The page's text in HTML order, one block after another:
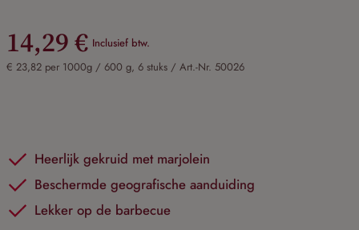
14,29 € Inclusief btw.
€ 23,82 per 1000g / 600 g, 6 stuks / Art.-Nr. 50026
Heerlijk gekruid met marjolein
Beschermde geografische aanduiding
Lekker op de barbecue